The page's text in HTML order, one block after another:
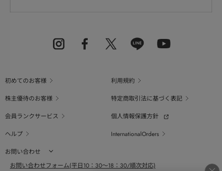
初めてのお客様
利用規約
株主優待のお客様
特定商取引法に基づく表記
会員ランクサービス
個人情報保護方針
ヘルプ
InternationalOrders
お問い合わせ
お問い合わせフォーム(平日10：30～18：30/順次対応)